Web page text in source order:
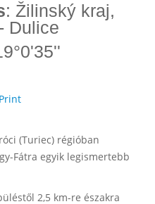
: Žilinský kraj,
Dulice
Print
(Turiec) régióban
Fátra egyik legismertebb
2,5 km-re északra